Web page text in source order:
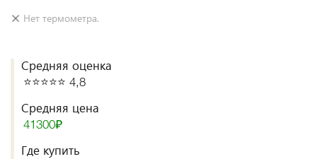
Нет термометра.
Средняя оценка
⭐️⭐️⭐️⭐️⭐️ 4,8
Средняя цена
41300₽
Где купить